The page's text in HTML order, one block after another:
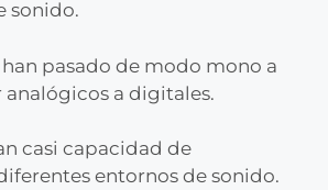
sonido.
pasado de modo mono a
analógicos a digitales.
casi capacidad de
entornos de sonido.